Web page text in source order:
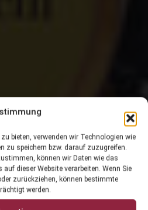
bieten, verwenden wir Technologien wie
zu speichern bzw. darauf zuzugreifen.
können wir Daten wie das
dieser Website verarbeiten. Wenn Sie
zurückziehen, können bestimmte
werden.